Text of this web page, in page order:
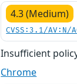
4.3 (Medium)
CVSS:3.1/
Insufficient
Chrome